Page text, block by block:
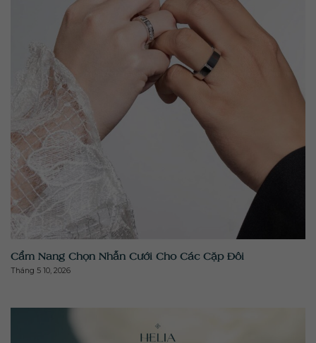
" class="attachment-medium size-medium wp-post-
image" alt="" >
Cẩm Nang Chọn Nhẫn Cưới Cho Các Cặp Đôi
Tháng 5 10, 2026